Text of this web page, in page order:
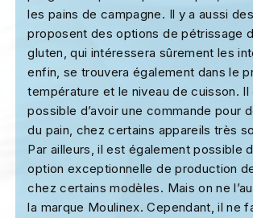
les pains de campagne. Il y a aussi
proposent des options de pétrissage
gluten, qui intéressera sûrement les
enfin, se trouvera également dans le
température et le niveau de cuisson. Il
possible d’avoir une commande pour
du pain, chez certains appareils très
Par ailleurs, il est également possible
option exceptionnelle de production
chez certains modèles. Mais on ne
la marque Moulinex. Cependant, il ne